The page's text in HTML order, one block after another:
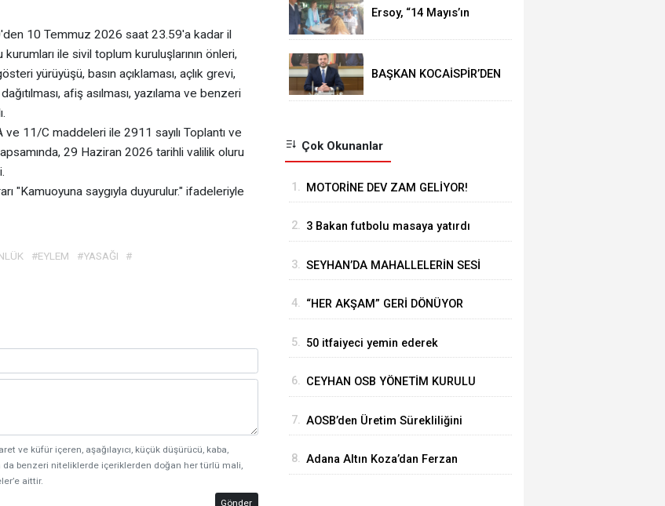
10 Temmuz 2026 saat 23.59'a kadar il
ile sivil toplum kuruluşlarının önleri,
yürüyüşü, basın açıklaması, açlık grevi,
afiş asılması, yazılama ve benzeri
ve 11/C maddeleri ile 2911 sayılı Toplantı ve
29 Haziran 2026 tarihli valilik oluru
"Kamuoyuna saygıyla duyurulur." ifadeleriyle
#EYLEM #YASAĞI #
ve küfür içeren, aşağılayıcı, küçük düşürücü, kaba,
da benzeri niteliklerde içeriklerden doğan her türlü mali,
aittir.
Gönder
Ersoy, “14 Mayıs’ın
BAŞKAN KOCAİSPİR’DEN
MESAJI
Çok Okunanlar
1. MOTORİNE DEV ZAM GELİYOR!
2. 3 Bakan futbolu masaya yatırdı
3. SEYHAN’DA MAHALLELERİN SESİ
4. “HER AKŞAM” GERİ DÖNÜYOR
5. 50 itfaiyeci yemin ederek
6. CEYHAN OSB YÖNETİM KURULU
7. ⁠AOSB’den Üretim Sürekliliğini
8. Adana Altın Koza’dan Ferzan